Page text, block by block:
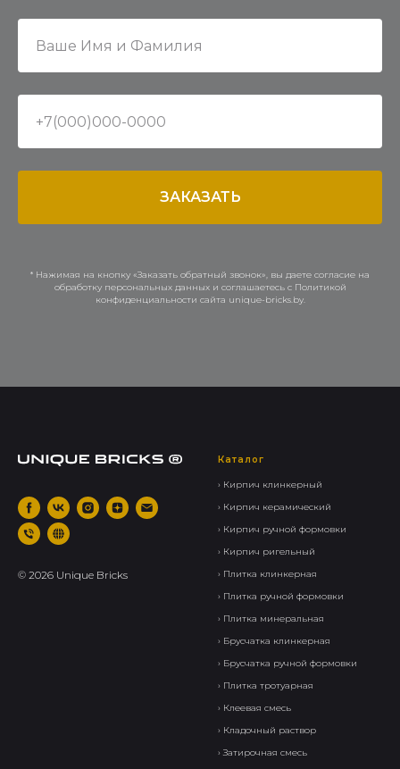
ЗАКАЗАТЬ
* Нажимая на кнопку «Заказать обратный звонок», вы даете согласие на
обработку персональных данных и соглашаетесь c Политикой
конфиденциальности сайта unique-bricks.by.
© 2026 Unique Bricks
Каталог
› Кирпич клинкерный
› Кирпич керамический
› Кирпич ручной формовки
› Кирпич ригельный
› Плитка клинкерная
› Плитка ручной формовки
› Плитка минеральная
› Брусчатка клинкерная
› Брусчатка ручной формовки
› Плитка тротуарная
› Клеевая смесь
› Кладочный раствор
› Затирочная смесь